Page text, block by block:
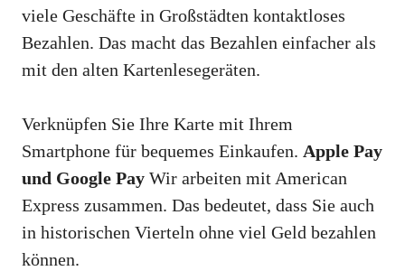
viele Geschäfte in Großstädten kontaktloses
Bezahlen. Das macht das Bezahlen einfacher als
mit den alten Kartenlesegeräten.
Verknüpfen Sie Ihre Karte mit Ihrem
Smartphone für bequemes Einkaufen. Apple Pay
und Google Pay Wir arbeiten mit American
Express zusammen. Das bedeutet, dass Sie auch
in historischen Vierteln ohne viel Geld bezahlen
können.